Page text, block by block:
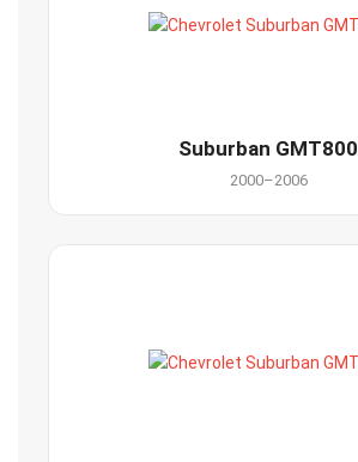
Suburban GMT800
2000–2006